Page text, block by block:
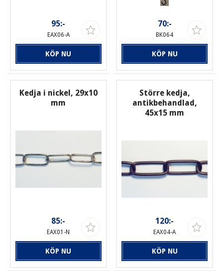
95:-
EAX06-A
KÖP NU
70:-
BK064
KÖP NU
Kedja i nickel, 29x10
mm
85:-
EAX01-N
KÖP NU
Större kedja,
antikbehandlad,
45x15 mm
120:-
EAX04-A
KÖP NU